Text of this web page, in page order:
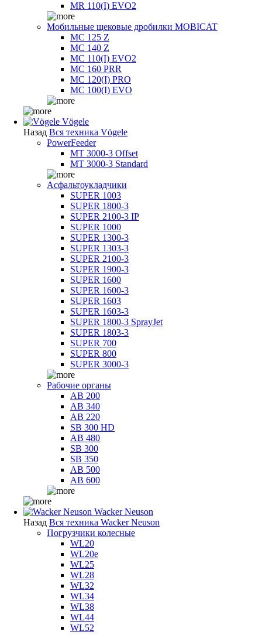
MR 110(I) EVO2
Мобильные щековые дробилки MOBICAT
MC 125 Z
MC 140 Z
MC 110(I) EVO2
MC 160 PRR
MC 120(I) PRO
MC 100(I) EVO
Vögele
Назад Вся техника Vögele
PowerFeeder
MT 3000-3 Offset
MT 3000-3 Standard
Асфальтоукладчики
SUPER 1003
SUPER 1800-3
SUPER 2100-3 IP
SUPER 1000
SUPER 1300-3
SUPER 1303-3
SUPER 2100-3
SUPER 1900-3
SUPER 1600
SUPER 1600-3
SUPER 1603
SUPER 1603-3
SUPER 1800-3 SprayJet
SUPER 1803-3
SUPER 700
SUPER 800
SUPER 3000-3
Рабочие органы
AB 200
AB 340
AB 220
SB 300 HD
AB 480
SB 300
SB 350
AB 500
AB 600
Wacker Neuson
Назад Вся техника Wacker Neuson
Погрузчики колесные
WL20
WL20e
WL25
WL28
WL32
WL34
WL38
WL44
WL52